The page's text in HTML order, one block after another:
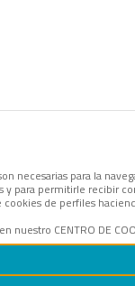
necesarias para la
para permitirle recibir
de perfiles
nuestro CENTRO DE